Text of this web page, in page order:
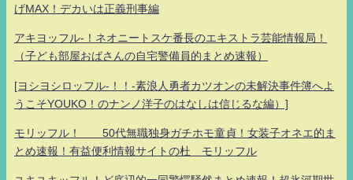
げMAX！デカいは正義刑事編
アキヨッフル-！ネオニートスケ番長のエキストラ芸能情報局！
（子ども部屋おばさんの自宅警備員的まとめ速報）
[ヨシヨシロッフル-！！-素浪人勇者カツオンの未解決事件簿へよ
うこそYOUKO！のナンノ洋子のはなしは信じるな編）]
モリッフル！ 50代無職独身ガチホモ童貞！女装子オネエ的ま
とめ速報！有益便利情報サイトの杜 モリッフル